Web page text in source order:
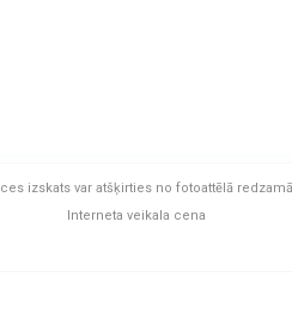
izskats var atšķirties no fotoattēlā redzamā.
Interneta veikala cena